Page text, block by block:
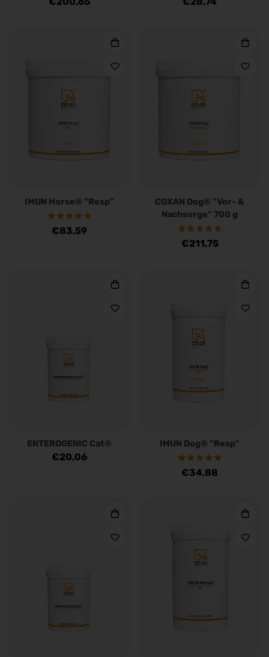
IMUN Horse® "Resp"
Regulärer
€83,59
COXAN Dog® "Vor- &
Nachsorge" 700 g
Regulärer
€211,75
ENTEROGENIC Cat®
Regulärer
€20,06
IMUN Dog® "Resp"
Regulärer
€34,88